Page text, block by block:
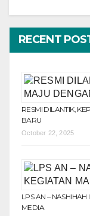
RECENT
RESMI DILANTIK,
BARU
October 22, 2025
LPS AN –
MEDIA